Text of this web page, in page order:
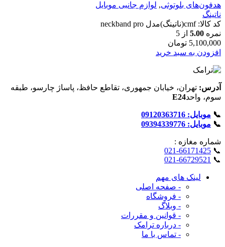
هدفون‌های بلوتوثی, لوازم جانبی موبایل
ناتینگ
کد کالا:cmf(ناتینگ)مدل neckband pro
نمره 5.00 از 5
5,100,000 تومان
افزودن به سبد خرید
آدرس: تهران، خیابان جمهوری، تقاطع حافظ، پاساژ چارسو، طبقه
سوم، واحدE24
📞 موبایل: 09120363716
📞 موبایل: 09394339776
شماره‌ مغازه :
📞
021-66171425
📞
021-66729521
لینک های مهم
- صفحه اصلی
- فروشگاه
- وبلاگ
- قوانین و مقررات
- درباره ترامک
- تماس با ما